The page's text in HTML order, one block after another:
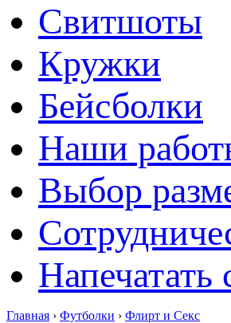
Свитшоты
Кружки
Бейсболки
Наши
Выбор
Напечатать
Главная › Футболки › Флирт и Секс